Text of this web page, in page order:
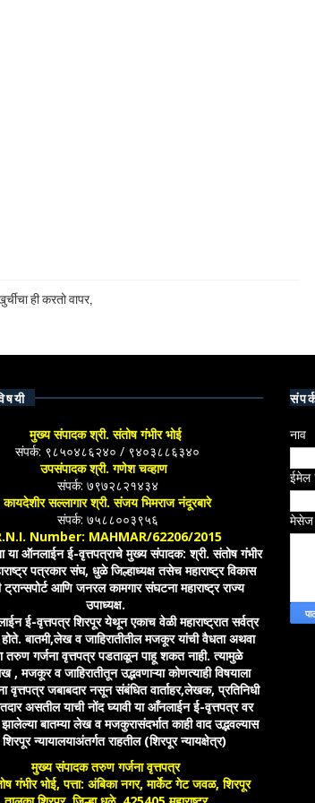
ही करतो वापर,
मुख्य संपादक श्री. संतोष गंभीर भोई
संपर्क: ९८५०४८६२४० / ९४०३८८६३४०
उपसंपादक श्री. गणेश चव्हाण
संपर्क: ७९७२८२१४३४
कायदेशीर सल्लागार श्री. संजय भिमराज नंदूरबारे
संपर्क: ७५८८००३९५६
Number: MAHMAR/62206/2015
या ऑनलाईन ई-वृत्तपत्राचे मुख्य संपादक: श्री. संतोष गंभीर
पत्रकार संघ, धुळे जिल्हाध्यक्ष तसेच महाराष्ट्र विकास
ट्रान्सपोर्ट आणि जनरल कामगार संघटना महाराष्ट्र राज्य
उपाध्यक्ष.
ई-वृत्तपत्र शिरपूर येथून एकाच वेळी महाराष्ट्रात सर्वत्र
होते. बातमी,लेख व जाहिरातीतील मजकूर यांची वैधता अथवा
तरुण गर्जना वृत्तपत्र पडताळून पाहू शकत नाही. त्यामुळे
, मजकूर व जाहिरातीतून उद्भवणाऱ्या कोणत्याही विषयाला
वृत्तपत्र जबाबदार नसून संबंधित वार्ताहर,लेखक, प्रतिनिधी
असतील याची नोंद घ्यावी या आँनलाईन ई-वृत्तपत्र वर
बातम्या लेख व मजकुरासंदर्भात काही वाद उद्भवल्यास
न्यायालयाअंतर्गत राहतील (शिरपूर न्यायक्षेत्र)
मुख्य संपादक तरुण गर्जना वृत्तपत्र
गंभीर भोई, पत्ता: अंबिका नगर, मार्केट गेट जवळ, शिरपूर
नाव
ईमेल
मेसेज